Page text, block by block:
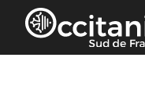
Panneau de gestion